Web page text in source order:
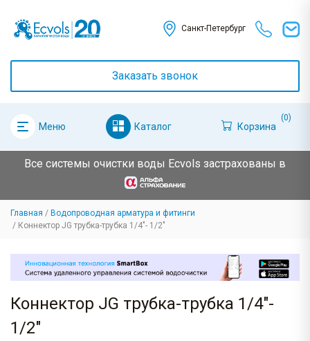
Санкт-Петербург
Заказать звонок
Меню Каталог Корзина
(0)
Все системы очистки воды Ecvols застрахованы в
Главная
Водопроводная арматура и фитинги
Коннектор JG трубка-трубка 1/4"- 1/2"
Коннектор JG трубка-трубка 1/4"-
1/2"